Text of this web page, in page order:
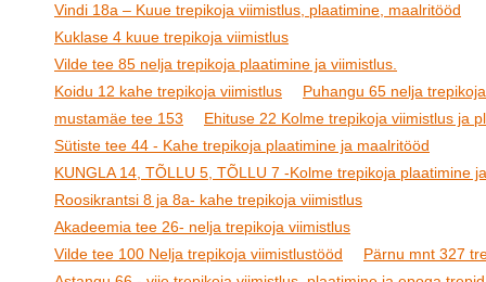
Vindi 18a – Kuue trepikoja viimistlus, plaatimine, maalritööd
Kuklase 4 kuue trepikoja viimistlus
Vilde tee 85 nelja trepikoja plaatimine ja viimistlus.
Koidu 12 kahe trepikoja viimistlus
Puhangu 65 nelja
mustamäe tee 153
Ehituse 22 Kolme trepikoja viimistlus ja
Sütiste tee 44 - Kahe trepikoja plaatimine ja maalritööd
KUNGLA 14, TÕLLU 5, TÕLLU 7 -Kolme trepikoja plaatimine
Roosikrantsi 8 ja 8a- kahe trepikoja viimistlus
Akadeemia tee 26- nelja trepikoja viimistlus
Vilde tee 100 Nelja trepikoja viimistlustööd
Pärnu mnt 327